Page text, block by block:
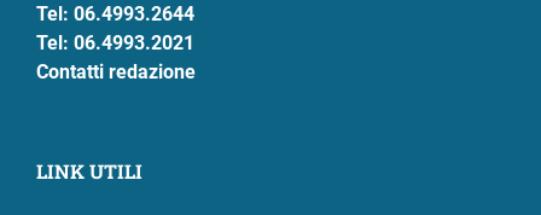
Tel: 06.4993.2644
Tel: 06.4993.2021
Contatti redazione
LINK UTILI